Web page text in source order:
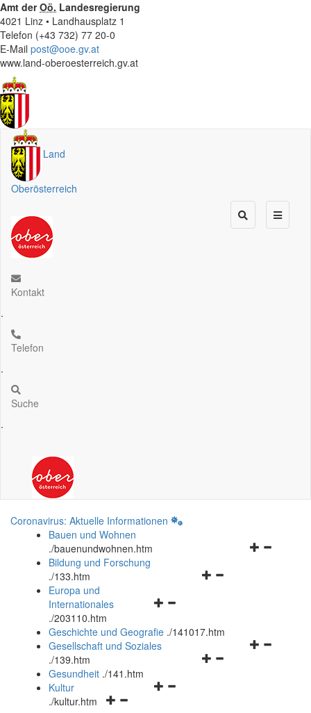
Amt derOö. Landesregierung
4021 Linz • Landhausplatz 1
Telefon (+43 732) 77 20-0
E-Mail post@ooe.gv.at
www.land-oberoesterreich.gv.at
Land
Oberösterreich
Kontakt
.
Telefon
.
Suche
.
Coronavirus: Aktuelle Informationen
Bauen und Wohnen
./bauenundwohnen.htm
Navigationsmenü
Bildung und Forschung
./133.htm
Navigationsmenü
und
schließen
Europa und
Internationales
./203110.htm
Geschichte und Geografie ./141017.htm
Navigationsmenü
Gesellschaft und Soziales
./139.htm
Navigationsmenü
Gesundheit ./141.htm
Navigationsmenü
Kultur
./kultur.htm